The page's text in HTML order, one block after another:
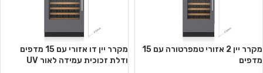
מקרר יין 2 אזורי טמפרטורה עם 15
מדפים
מקרר יין דו אזורי עם 15 מדפים
ודלת זכוכית עמידה לאור UV